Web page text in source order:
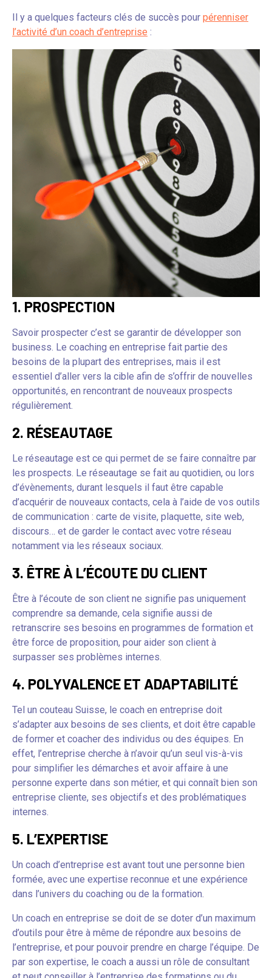
Il y a quelques facteurs clés de succès pour pérenniser
l’activité d’un coach d’entreprise :
1. PROSPECTION
Savoir prospecter c’est se garantir de développer son
business. Le coaching en entreprise fait partie des
besoins de la plupart des entreprises, mais il est
essentiel d’aller vers la cible afin de s’offrir de nouvelles
opportunités, en rencontrant de nouveaux prospects
régulièrement.
2. RÉSEAUTAGE
Le réseautage est ce qui permet de se faire connaître par
les prospects. Le réseautage se fait au quotidien, ou lors
d’évènements, durant lesquels il faut être capable
d’acquérir de nouveaux contacts, cela à l’aide de vos outils
de communication : carte de visite, plaquette, site web,
discours… et de garder le contact avec votre réseau
notamment via les réseaux sociaux.
3. ÊTRE À L’ÉCOUTE DU CLIENT
Être à l’écoute de son client ne signifie pas uniquement
comprendre sa demande, cela signifie aussi de
retranscrire ses besoins en programmes de formation et
être force de proposition, pour aider son client à
surpasser ses problèmes internes.
4. POLYVALENCE ET ADAPTABILITÉ
Tel un couteau Suisse, le coach en entreprise doit
s’adapter aux besoins de ses clients, et doit être capable
de former et coacher des individus ou des équipes. En
effet, l’entreprise cherche à n’avoir qu’un seul vis-à-vis
pour simplifier les démarches et avoir affaire à une
personne experte dans son métier, et qui connaît bien son
entreprise cliente, ses objectifs et des problématiques
internes.
5. L’EXPERTISE
Un coach d’entreprise est avant tout une personne bien
formée, avec une expertise reconnue et une expérience
dans l’univers du coaching ou de la formation.
Un coach en entreprise se doit de se doter d’un maximum
d’outils pour être à même de répondre aux besoins de
l’entreprise, et pour pouvoir prendre en charge l’équipe. De
par son expertise, le coach a aussi un rôle de consultant